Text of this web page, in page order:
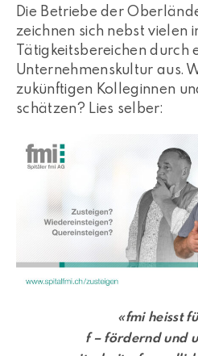
Die Betriebe der
zeichnen sich nebst vielen
Tätigkeitsbereichen durch
Unternehmenskultur aus.
zukünftigen Kolleginnen
schätzen? Lies selber:
«fmi heisst
f – fördernd und